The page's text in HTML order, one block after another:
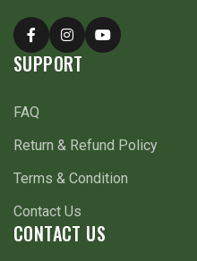
SUPPORT
FAQ
Return & Refund Policy
Terms & Condition
Contact Us
CONTACT US